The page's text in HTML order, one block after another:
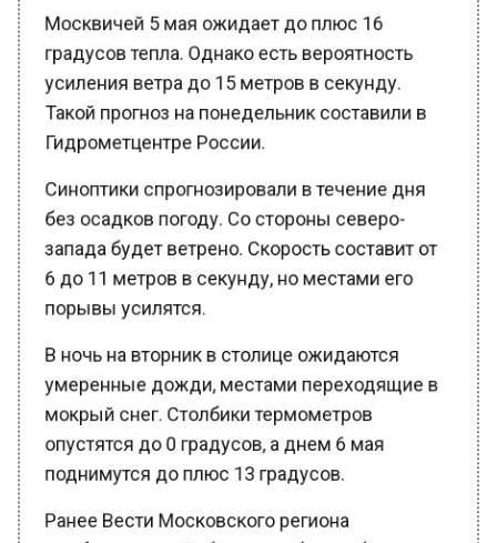
градусов тепла. Однако есть вероятность
усиления ветра до 15 метров в секунду.
Такой прогноз на понедельник составили в
Гидрометцентре России.
Синоптики спрогнозировали в течение дня
без осадков погоду. Со стороны северо-
запада будет ветрено. Скорость составит от
6 до 11 метров в секунду, но местами его
порывы усилятся.
В ночь на вторник в столице ожидаются
умеренные дожди, местами переходящие в
мокрый снег. Столбики термометров
опустятся до 0 градусов, а днем 6 мая
поднимутся до плюс 13 градусов.
Ранее Вести Московского региона